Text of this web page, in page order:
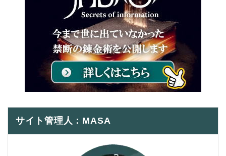
サイト管理人：MASA